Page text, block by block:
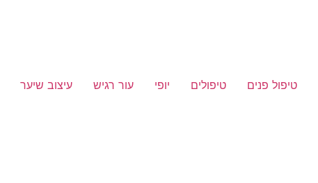
טיפול פנים טיפולים יופי עור רגיש עיצוב שיער